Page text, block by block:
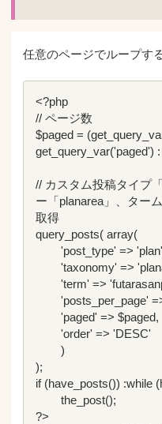
任意のページでループす
<?php
// ページ数
$paged =
get_query_var('paged') :
// カスタム投稿タイプ
ー「planarea」、ター
取得
query_posts( array(
	'post_type' => 'plan',
	'taxonomy' => 'planarea',
	'term' => 'futarasanplan',
	'posts_per_page' => 4,
	'paged' => $paged,
	'order' => 'DESC'
	)
);
if (have_posts()) :while
	the_post();
?>